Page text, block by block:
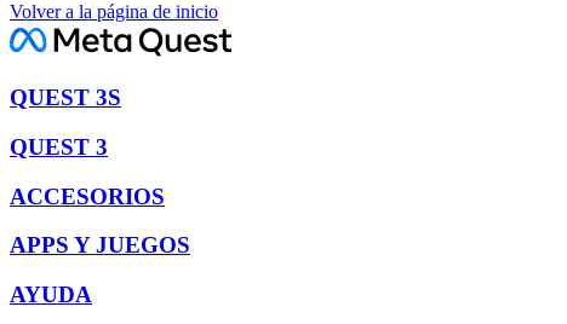
Volver a la página de inicio
QUEST 3S
QUEST 3
ACCESORIOS
APPS Y JUEGOS
AYUDA